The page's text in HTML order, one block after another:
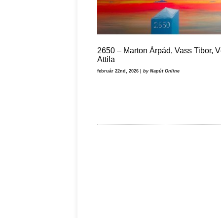
2650 – Marton Árpád, Vass Tibor,
Attila
február 22nd, 2026 | by Napút Online